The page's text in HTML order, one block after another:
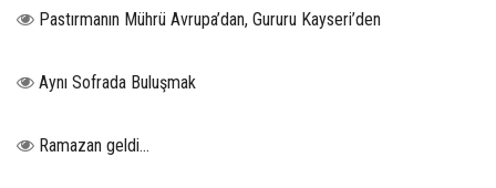
Pastırmanın Mührü Avrupa’dan, Gururu Kayseri’den
Aynı Sofrada Buluşmak
Ramazan geldi…